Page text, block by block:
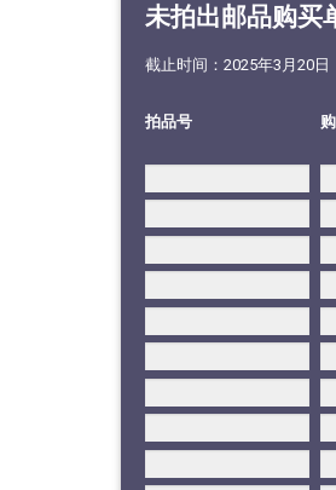
未拍出邮品购买
截止时间：2025年3月20日
拍品号